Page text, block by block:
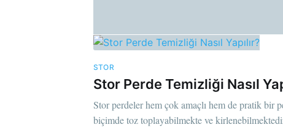
STOR
Stor Perde Temizliği Nasıl
Stor perdeler hem çok amaçlı hem de pratik bir
biçimde toz toplayabilmekte ve